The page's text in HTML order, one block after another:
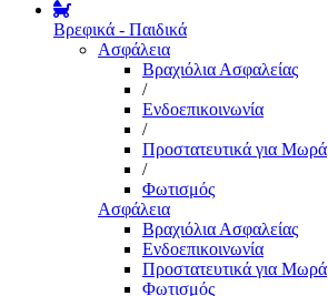
Βρεφικά - Παιδικά
Ασφάλεια
Βραχιόλια Ασφαλείας
/
Ενδοεπικοινωνία
/
Προστατευτικά για Μωρά
/
Φωτισμός
Ασφάλεια
Βραχιόλια Ασφαλείας
Ενδοεπικοινωνία
Προστατευτικά για Μωρά
Φωτισμός